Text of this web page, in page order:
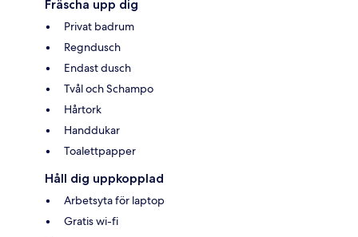
Fräscha upp dig
Privat badrum
Regndusch
Endast dusch
Tvål och Schampo
Hårtork
Handdukar
Toalettpapper
Håll dig uppkopplad
Arbetsyta för laptop
Gratis wi-fi